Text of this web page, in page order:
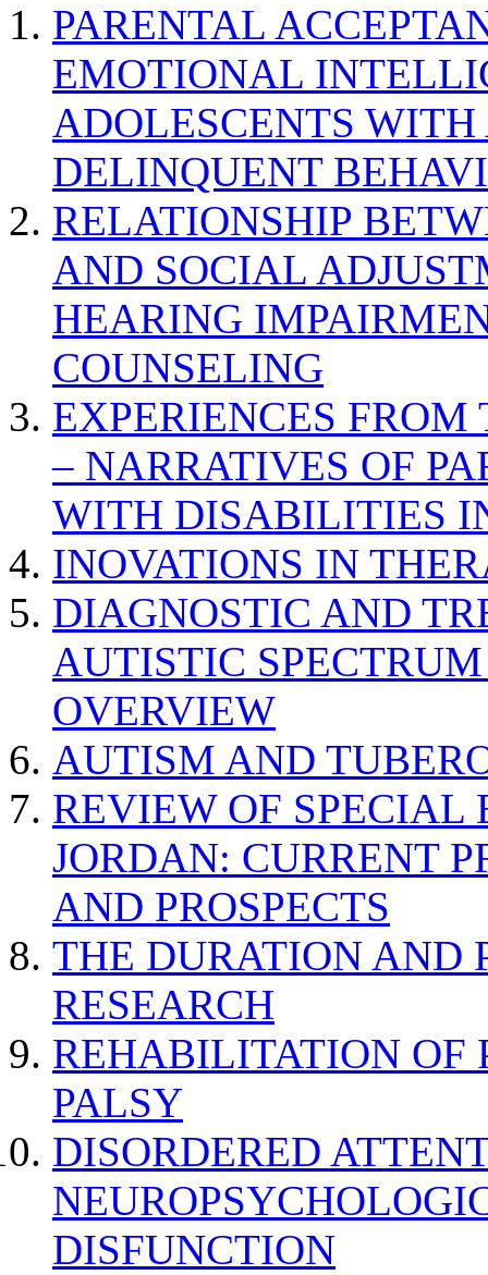
PARENTAL
EMOTIONAL
ADOLESCENTS
DELINQUENT
RELATIONSHIP
AND SOCIAL
HEARING
COUNSELING
EXPERIENCES
– NARRATIVES OF
WITH DISABILITIES
INOVATIONS IN
DIAGNOSTIC AND
AUTISTIC
OVERVIEW
AUTISM AND
REVIEW OF SPECIAL
JORDAN: CURRENT
AND PROSPECTS
THE DURATION AND
RESEARCH
REHABILITATION OF
PALSY
DISORDERED
DISFUNCTION